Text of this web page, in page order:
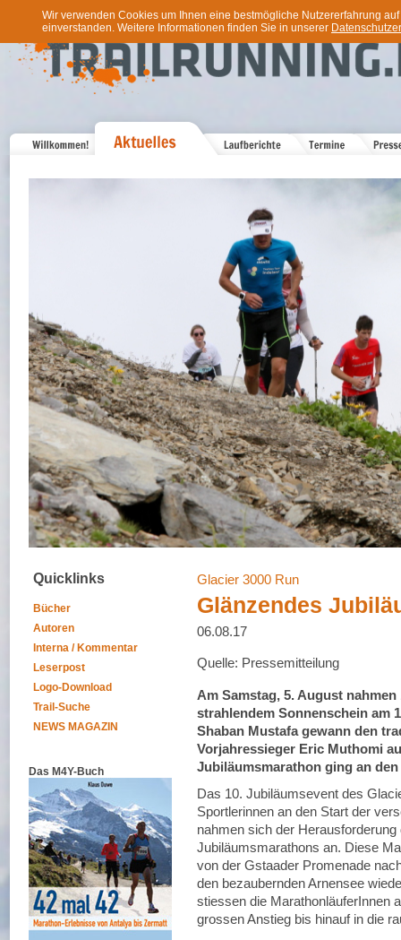
Wir verwenden Cookies um Ihnen eine bestmögliche Nutzererfahrung
einverstanden. Weitere Informationen finden Sie in unserer
Quicklinks
Bücher
Autoren
Interna / Kommentar
Leserpost
Logo-Download
Trail-Suche
NEWS MAGAZIN
Das M4Y-Buch
Glacier 3000 Run
Glänzendes
06.08.17
Quelle: Pressemitteilung
Am Samstag, 5. August
strahlendem Sonnenschein am
Shaban Mustafa gewann den
Vorjahressieger Eric Muthomi
Jubiläumsmarathon ging an
Das 10. Jubiläumsevent des
Sportlerinnen an den Start der
nahmen sich der
Jubiläumsmarathons an. Diese
von der Gstaader Promenade
den bezaubernden Arnensee
stiessen die MarathonläuferInnen
grossen Anstieg bis hinauf in die